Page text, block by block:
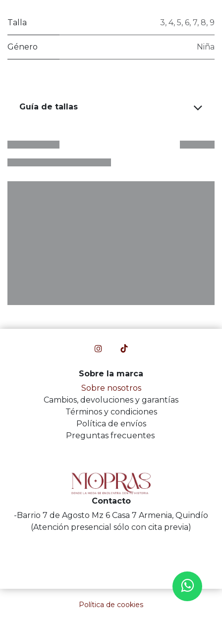
Talla 3, 4, 5, 6, 7, 8, 9
Género Niña
Guía de tallas
Sobre la marca
Sobre nosotros
Cambios, devoluciones y garantías
Términos y condiciones
Política de envíos
Preguntas frecuentes
Contacto
-Barrio 7 de Agosto Mz 6 Casa 7 Armenia, Quindío
(Atención presencial sólo con cita previa)
Política de cookies